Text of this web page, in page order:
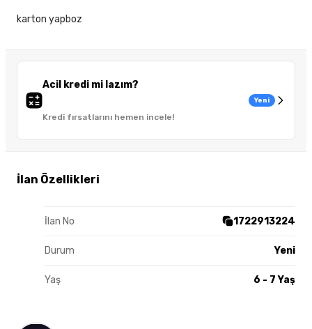
Acil kredi mi lazım?
Kredi fırsatlarını hemen incele!
Yeni
İlan Özellikleri
İlan No 1722913224
Durum Yeni
Yaş 6 - 7 Yaş
karton yapboz